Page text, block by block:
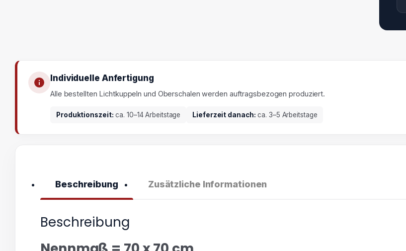
Individuelle Anfertigung
Alle bestellten Lichtkuppeln und Oberschalen werden auftragsbezogen produziert.
Produktionszeit: ca. 10–14 Arbeitstage Lieferzeit danach: ca. 3–5 Arbeitstage
Beschreibung Zusätzliche Informationen
Beschreibung